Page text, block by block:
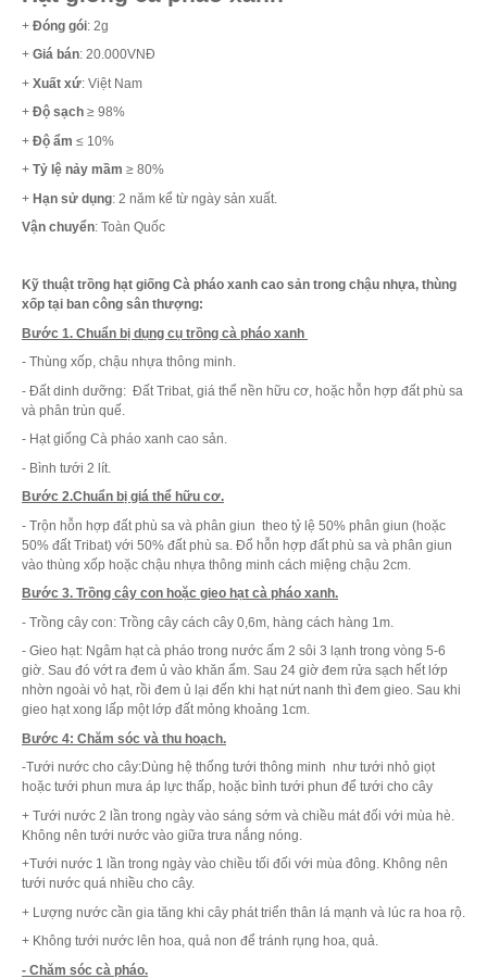
+ Đóng gói: 2g
+ Giá bán: 20.000VNĐ
+ Xuất xứ: Việt Nam
+ Độ sạch ≥ 98%
+ Độ ẩm ≤ 10%
+ Tỷ lệ nảy mầm ≥ 80%
+ Hạn sử dụng: 2 năm kể từ ngày sản xuất.
Vận chuyển: Toàn Quốc
Kỹ thuật trồng hạt giống Cà pháo xanh cao sản trong chậu nhựa, thùng
xốp tại ban công sân thượng:
Bước 1. Chuẩn bị dụng cụ trồng cà pháo xanh
- Thùng xốp, chậu nhựa thông minh.
- Đất dinh dưỡng: Đất Tribat, giá thể nền hữu cơ, hoặc hỗn hợp đất phù sa
và phân trùn quế.
- Hạt giống Cà pháo xanh cao sản.
- Bình tưới 2 lít.
Bước 2.Chuẩn bị giá thể hữu cơ.
- Trộn hỗn hợp đất phù sa và phân giun theo tỷ lệ 50% phân giun (hoặc
50% đất Tribat) với 50% đất phù sa. Đổ hỗn hợp đất phù sa và phân giun
vào thùng xốp hoặc chậu nhựa thông minh cách miệng chậu 2cm.
Bước 3. Trồng cây con hoặc gieo hạt cà pháo xanh.
- Trồng cây con: Trồng cây cách cây 0,6m, hàng cách hàng 1m.
- Gieo hạt: Ngâm hạt cà pháo trong nước ấm 2 sôi 3 lạnh trong vòng 5-6
giờ. Sau đó vớt ra đem ủ vào khăn ẩm. Sau 24 giờ đem rửa sạch hết lớp
nhờn ngoài vỏ hạt, rồi đem ủ lại đến khi hạt nứt nanh thì đem gieo. Sau khi
gieo hạt xong lấp một lớp đất mỏng khoảng 1cm.
Bước 4: Chăm sóc và thu hoạch.
-Tưới nước cho cây:Dùng hệ thống tưới thông minh như tưới nhỏ giọt
hoặc tưới phun mưa áp lực thấp, hoặc bình tưới phun để tưới cho cây
+ Tưới nước 2 lần trong ngày vào sáng sớm và chiều mát đối với mùa hè.
Không nên tưới nước vào giữa trưa nắng nóng.
+Tưới nước 1 lần trong ngày vào chiều tối đối với mùa đông. Không nên
tưới nước quá nhiều cho cây.
+ Lượng nước cần gia tăng khi cây phát triển thân lá mạnh và lúc ra hoa rộ.
+ Không tưới nước lên hoa, quả non để tránh rụng hoa, quả.
- Chăm sóc cà pháo.